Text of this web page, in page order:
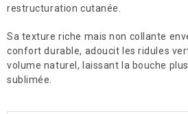
restructuration cutanée.
Sa texture riche mais non collante
confort durable, adoucit les ridules
volume naturel, laissant la bouche
sublimée.
Soin
Fils tenseurs et